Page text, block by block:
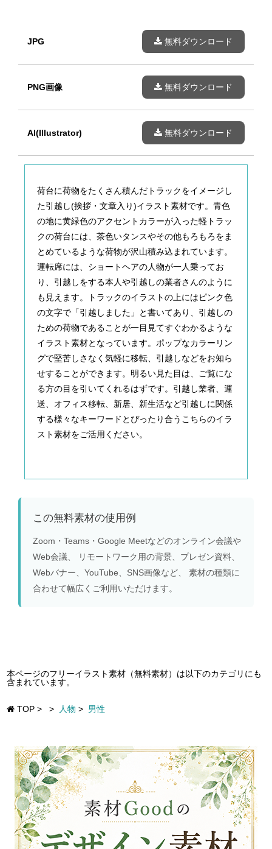
JPG 無料ダウンロード
PNG画像 無料ダウンロード
AI(Illustrator) 無料ダウンロード
荷台に荷物をたくさん積んだトラックをイメージし
た引越し(挨拶・文章入り)イラスト素材です。青色
の地に黄緑色のアクセントカラーが入った軽トラッ
クの荷台には、茶色いタンスやその他もろもろをま
とめているような荷物が沢山積み込まれています。
運転席には、ショートヘアの人物が一人乗ってお
り、引越しをする本人や引越しの業者さんのように
も見えます。トラックのイラストの上にはピンク色
の文字で「引越しました」と書いてあり、引越しの
ための荷物であることが一目見てすぐわかるような
イラスト素材となっています。ポップなカラーリン
グで堅苦しさなく気軽に移転、引越しなどをお知ら
せすることができます。明るい見た目は、ご覧にな
る方の目を引いてくれるはずです。引越し業者、運
送、オフィス移転、新居、新生活など引越しに関係
する様々なキーワードとぴったり合うこちらのイラ
スト素材をご活用ください。
この無料素材の使用例
Zoom・Teams・Google Meetなどのオンライン会議や
Web会議、 リモートワーク用の背景、プレゼン資料、
Webバナー、YouTube、SNS画像など、 素材の種類に
合わせて幅広くご利用いただけます。
本ページのフリーイラスト素材（無料素材）は以下のカテゴリにも
含まれています。
TOP > > 人物 > 男性